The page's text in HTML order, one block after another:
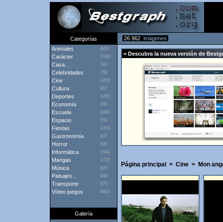
Categorías 26 962 imágenes
Animales
4457
Carácter 1038
Casa... 742
Celebridades 759
Cine 2955
Cultura 467
Deportes 1265
Economía 296
Escuela 1080
Espacio 350
Fiestas 1356
Gastronomía 837
Horror 645
Informática 1644
Mangas 1726
Música 828
Paisajes... 940
Transporte 976
Vídeo juegos 4601
Galería
< Descubra la nueva versión de
Página principal > Cine> Mon